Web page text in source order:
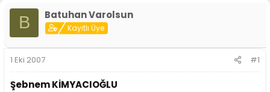
u
y
u
B
a
ş
l
a
a
n
ı
t
a
B Batuhan Varolsun
Kayıtlı Üye
1 Eki 2007 #1
Şebnem KİMYACIOĞLU